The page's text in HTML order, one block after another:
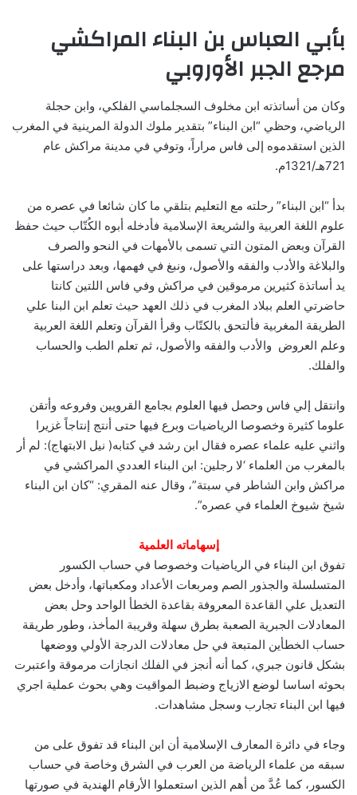
بأبي العباس بن البناء المراكشي
مرجع الجبر الأوروبي
وكان من أساتذته ابن مخلوف السجلماسي الفلكي، وابن حجلة
الرياضي، وحظي “ابن البناء” بتقدير ملوك الدولة المرينية في المغرب
الذين استقدموه إلى فاس مراراً، وتوفي في مدينة مراكش عام
721هـ/1321م.
بدأ “ابن البناء” رحلته مع التعليم بتلقي ما كان شائعا في عصره من
علوم اللغة العربية والشريعة الإسلامية فأدخله أبوه الكُتّاب حيث حفظ
القرآن وبعض المتون التي تسمى بالأمهات في النحو والصرف
والبلاغة والأدب والفقه والأصول، ونبغ في فهمها، وبعد دراستها على
يد أساتذة كثيرين مرموقين في مراكش وفي فاس اللتين كانتا
حاضرتي العلم ببلاد المغرب في ذلك العهد حيث تعلم ابن البنا علي
الطريقة المغربية فألتحق بالكتّاب وقرأ القرآن وتعلم اللغة العربية
وعلم العروض ‏ والأدب والفقه والأصول، ثم تعلم الطب والحساب‏
والفلك.
وانتقل إلي فاس وحصل فيها العلوم بجامع القرويين وفروعه وأتقن
علوما كثيرة وخصوصا الرياضيات وبرع فيها حتى أنتج إنتاجاً غزيرا
واثني عليه علماء عصره فقال ابن رشد في كتابه‏(‏ نيل الابتهاج‏):‏ لم أر
بالمغرب من العلماء ‘لا رجلين‏:‏ ابن البناء العددي المراكشي في
مراكش وابن الشاطر في سبتة”، وقال عنه المقري‏:‏ “كان ابن البناء
شيخ شيوخ العلماء في عصره‏”.
إسهاماته العلمية
تفوق ابن البناء في الرياضيات وخصوصا في حساب الكسور
المتسلسلة والجذور الصم ومربعات الأعداد ومكعباتها‏، وأدخل بعض
التعديل علي القاعدة المعروفة بقاعدة الخطأ الواحد وحل بعض
المعادلات الجبرية الصعبة بطرق سهلة وقريبة المأخذ‏، وطور طريقة
حساب الخطأين المتبعة في حل معادلات الدرجة الأولي ووضعها
بشكل قانون جبري، كما أنه أنجز في الفلك انجازات مرموقة واعتبرت
بحوثه اساسا لوضع الازياج وضبط المواقيت وهي بحوث عملية اجري
فيها ابن البناء تجارب وسجل مشاهدات‏.‏
وجاء في دائرة المعارف الإسلامية أن ابن البناء قد تفوق على من
سبقه من علماء الرياضة من العرب في الشرق وخاصة في حساب
الكسور، كما عُدَّ من أهم الذين استعملوا الأرقام الهندية في صورتها